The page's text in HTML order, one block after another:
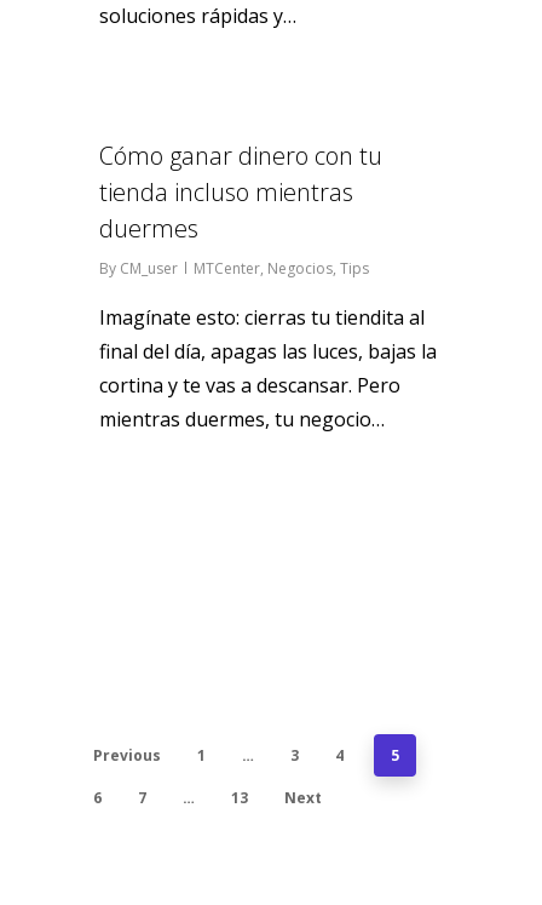
soluciones rápidas y…
Cómo ganar dinero con tu
tienda incluso mientras
duermes
By CM_user MTCenter, Negocios, Tips
Imagínate esto: cierras tu tiendita al
final del día, apagas las luces, bajas la
cortina y te vas a descansar. Pero
mientras duermes, tu negocio…
Previous 1 … 3 4 5
6 7 … 13 Next